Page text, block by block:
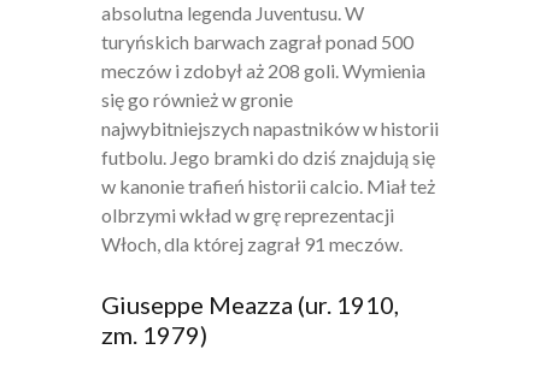
absolutna legenda Juventusu. W
turyńskich barwach zagrał ponad 500
meczów i zdobył aż 208 goli. Wymienia
się go również w gronie
najwybitniejszych napastników w historii
futbolu. Jego bramki do dziś znajdują się
w kanonie trafień historii calcio. Miał też
olbrzymi wkład w grę reprezentacji
Włoch, dla której zagrał 91 meczów.
Giuseppe Meazza (ur. 1910,
zm. 1979)